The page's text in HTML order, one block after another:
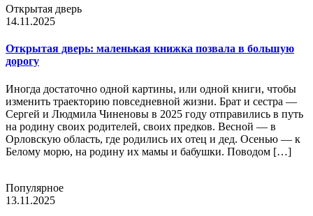
Открытая дверь
14.11.2025
Открытая дверь: маленькая книжка позвала в большую
дорогу
Иногда достаточно одной картины, или одной книги, чтобы
изменить траекторию повседневной жизни. Брат и сестра —
Сергей и Людмила Чиненовы в 2025 году отправились в путь
на родину своих родителей, своих предков. Весной — в
Орловскую область, где родились их отец и дед. Осенью — к
Белому морю, на родину их мамы и бабушки. Поводом […]
Популярное
13.11.2025